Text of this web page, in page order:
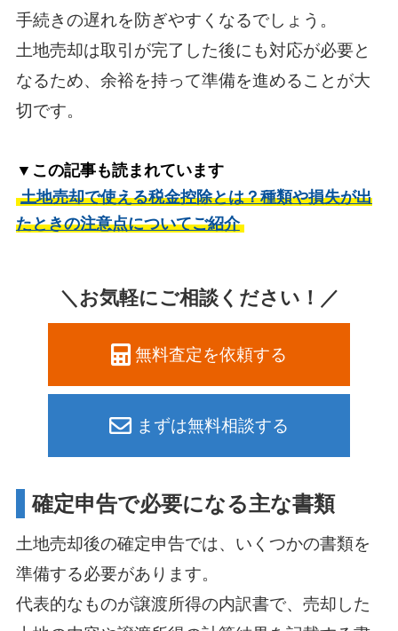
手続きの遅れを防ぎやすくなるでしょう。
土地売却は取引が完了した後にも対応が必要と
なるため、余裕を持って準備を進めることが大
切です。
▼この記事も読まれています
土地売却で使える税金控除とは？種類や損失が出
たときの注意点についてご紹介
＼お気軽にご相談ください！／
無料査定を依頼する
まずは無料相談する
確定申告で必要になる主な書類
土地売却後の確定申告では、いくつかの書類を
準備する必要があります。
代表的なものが譲渡所得の内訳書で、売却した